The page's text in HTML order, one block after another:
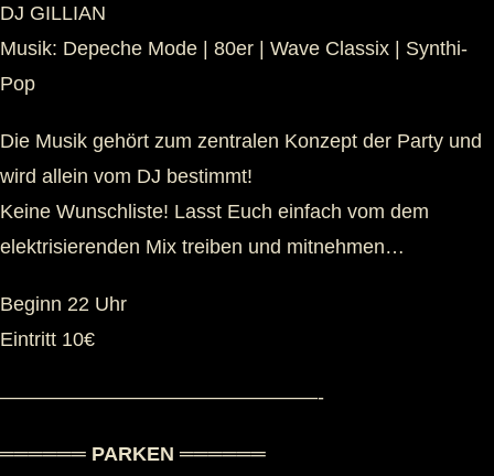
DJ GILLIAN
Musik: Depeche Mode | 80er | Wave Classix | Synthi-
Pop
Die Musik gehört zum zentralen Konzept der Party und
wird allein vom DJ bestimmt!
Keine Wunschliste! Lasst Euch einfach vom dem
elektrisierenden Mix treiben und mitnehmen…
Beginn 22 Uhr
Eintritt 10€
————————————————-
══════ PARKEN ══════